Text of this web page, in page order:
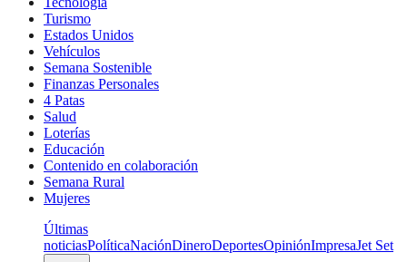
Turismo
Estados Unidos
Vehículos
Semana Sostenible
Finanzas Personales
4 Patas
Salud
Loterías
Educación
Contenido en colaboración
Semana Rural
Mujeres
Últimas
noticiasPolíticaNaciónDineroDeportesOpiniónImpresaJet Set